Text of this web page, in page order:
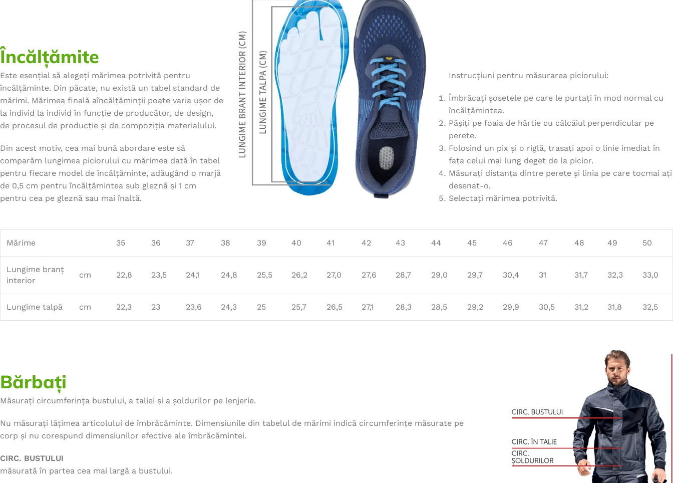
Încălțămite
Este esențial să alegeți mărimea potrivită pentru
încălțăminte. Din păcate, nu există un tabel standard de
mărimi. Mărimea finală aîncălțăminții poate varia ușor de
la individ la individ în funcție de producător, de design,
de procesul de producție și de compoziția materialului.
Din acest motiv, cea mai bună abordare este să
comparăm lungimea piciorului cu mărimea dată în tabel
pentru fiecare model de încălțăminte, adăugând o marjă
de 0,5 cm pentru încălțămintea sub gleznă și 1 cm
pentru cea pe gleznă sau mai înaltă.
Instrucțiuni pentru măsurarea piciorului:
Îmbrăcați șosetele pe care le purtați în mod normal cu
încălțămintea.
Pășiți pe foaia de hârtie cu călcâiul perpendicular pe
perete.
Folosind un pix și o riglă, trasați apoi o linie imediat în
fața celui mai lung deget de la picior.
Măsurați distanța dintre perete și linia pe care tocmai ați
desenat-o.
Selectați mărimea potrivită.
Mărime 35 36 37 38 39 40 41 42 43 44 45 46 47 48 49 50
Lungime branț
interior
cm 22,8 23,5 24,1 24,8 25,5 26,2 27,0 27,6 28,7 29,0 29,7 30,4 31 31,7 32,3 33,0
Lungime talpă cm 22,3 23 23,6 24,3 25 25,7 26,5 27,1 28,3 28,5 29,2 29,9 30,5 31,2 31,8 32,5
Bărbați
Măsurați circumferința bustului, a taliei și a șoldurilor pe lenjerie.
Nu măsurați lățimea articolului de îmbrăcăminte. Dimensiunile din tabelul de mărimi indică circumferințe măsurate pe
corp și nu corespund dimensiunilor efective ale îmbrăcămintei.
CIRC. BUSTULUI
măsurată în partea cea mai largă a bustului.